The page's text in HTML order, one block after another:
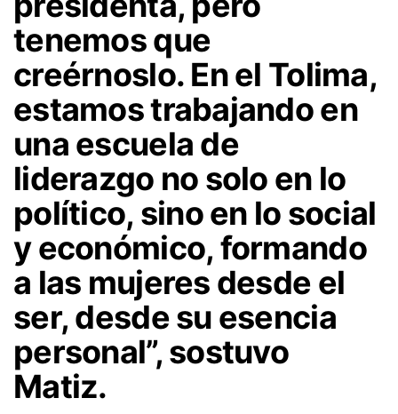
tenemos que
creérnoslo. En el Tolima,
estamos trabajando en
una escuela de
liderazgo no solo en lo
político, sino en lo social
y económico, formando
a las mujeres desde el
ser, desde su esencia
personal”, sostuvo
Matiz.